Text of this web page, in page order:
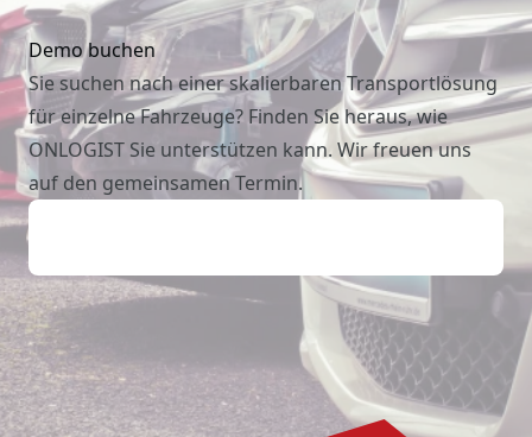
Demo buchen
Sie suchen nach einer skalierbaren Transportlösung
für einzelne Fahrzeuge? Finden Sie heraus, wie
ONLOGIST Sie unterstützen kann. Wir freuen uns
auf den gemeinsamen Termin.